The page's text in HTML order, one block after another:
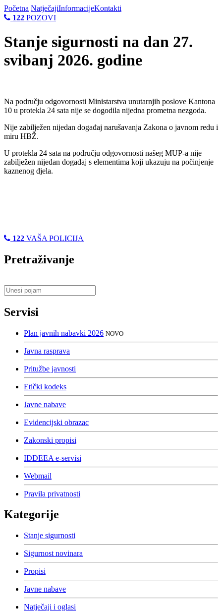
Početna NatječajiInformacijeKontakti
122 POZOVI
Stanje sigurnosti na dan 27.
svibanj 2026. godine
Na području odgovornosti Ministarstva unutarnjih poslove Kantona
10 u protekla 24 sata nije se dogodila nijedna prometna nezgoda.
Nije zabilježen nijedan događaj narušavanja Zakona o javnom redu i
miru HBŽ.
U protekla 24 sata na području odgovornosti našeg MUP-a nije
zabilježen nijedan događaj s elementima koji ukazuju na počinjenje
kaznenog djela.
122 VAŠA POLICIJA
Pretraživanje
Servisi
Plan javnih nabavki 2026 NOVO
Javna rasprava
Pritužbe javnosti
Etički kodeks
Javne nabave
Evidencijski obrazac
Zakonski propisi
IDDEEA e-servisi
Webmail
Pravila privatnosti
Kategorije
Stanje sigurnosti
Sigurnost novinara
Propisi
Javne nabave
Natječaji i oglasi